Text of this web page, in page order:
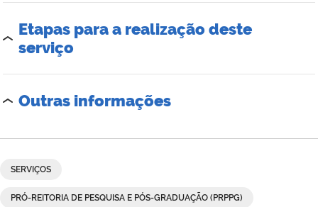
Etapas para a realização deste
serviço
Outras informações
SERVIÇOS
PRÓ-REITORIA DE PESQUISA E PÓS-GRADUAÇÃO (PRPPG)